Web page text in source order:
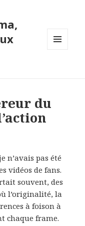
du
n’avais pas été
vidéos de fans.
souvent, des
l’originalité, la
à foison à
chaque frame.